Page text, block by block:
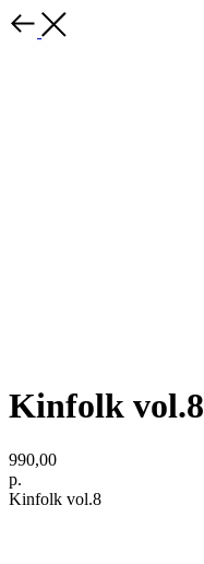
Kinfolk vol.8
990,00
р.
Kinfolk vol.8